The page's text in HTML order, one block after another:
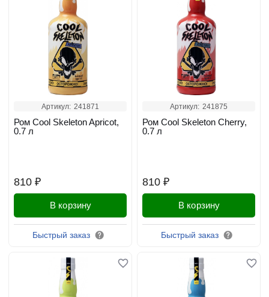
Артикул: 241871
810 ₽
Ром Cool Skeleton Apricot,
0.7 л
В корзину
Быстрый заказ
Артикул: 241875
810 ₽
Ром Cool Skeleton Cherry,
0.7 л
В корзину
Быстрый заказ